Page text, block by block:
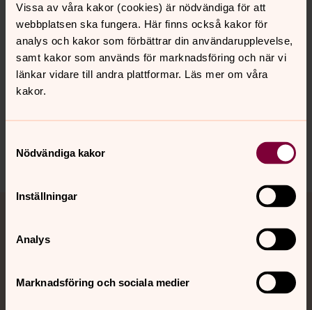
Vissa av våra kakor (cookies) är nödvändiga för att
webbplatsen ska fungera. Här finns också kakor för
analys och kakor som förbättrar din användarupplevelse,
samt kakor som används för marknadsföring och när vi
länkar vidare till andra plattformar. Läs mer om våra
kakor.
Nödvändiga kakor
Inställningar
Analys
Marknadsföring och sociala medier
Vill du göra en rundtur?Klicka här.
Senast ändrad 19 februari 2020
Synpunkter eller frågor på sidans
Dela
Tillbaka till toppen
Tillbaka till innehållet
Akut samtals- och krisstöd. Prata eller chatta anonymt